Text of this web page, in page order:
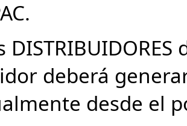
deberá
desde el